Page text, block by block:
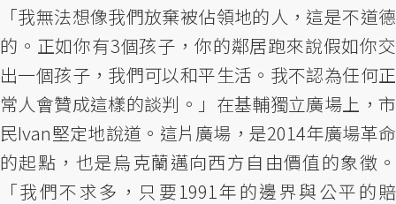
「我無法想像我們放棄被佔領地的人，這是不道德
的。正如你有3個孩子，你的鄰居跑來說假如你交
出一個孩子，我們可以和平生活。我不認為任何正
常人會贊成這樣的談判。」在基輔獨立廣場上，市
民Ivan堅定地說道。這片廣場，是2014年廣場革命
的起點，也是烏克蘭邁向西方自由價值的象徵。
「我們不求多，只要1991年的邊界與公平的賠